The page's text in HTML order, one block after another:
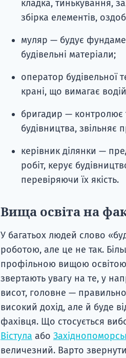
кладка, тинькування,
збірка елементів,
муляр — будує
будівельні матеріали;
оператор будівельної
крані, що вимагає
бригадир — контролює
будівництва, звільняє
керівник ділянки —
робіт, керує
перевіряючи їх якість.
Вища освіта на
У багатьох людей слово
роботою, але це не так.
профільною вищою освітою.
звертають увагу на те, у
висот, головне — правильно
високий дохід, але й буде
фахівця. Що стосується
Вістула або
величезний. Варто